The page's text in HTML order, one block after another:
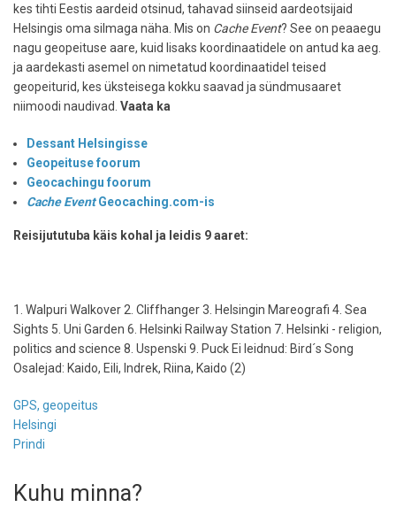
kes tihti Eestis aardeid otsinud, tahavad siinseid aardeotsijaid
Helsingis oma silmaga näha. Mis on Cache Event? See on peaaegu
nagu geopeituse aare, kuid lisaks koordinaatidele on antud ka aeg.
ja aardekasti asemel on nimetatud koordinaatidel teised
geopeiturid, kes üksteisega kokku saavad ja sündmusaaret
niimoodi naudivad. Vaata ka
Dessant Helsingisse
Geopeituse foorum
Geocachingu foorum
Cache EventGeocaching.com-is
Reisijututuba käis kohal ja leidis 9 aaret:
1. Walpuri Walkover 2. Cliffhanger 3. Helsingin Mareografi 4. Sea
Sights 5. Uni Garden 6. Helsinki Railway Station 7. Helsinki - religion,
politics and science 8. Uspenski 9. Puck Ei leidnud: Bird´s Song
Osalejad: Kaido, Eili, Indrek, Riina, Kaido (2)
GPS, geopeitus
Helsingi
Prindi
Kuhu minna?